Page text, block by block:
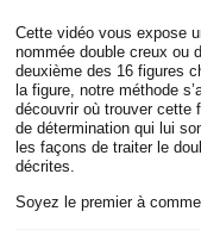
COURS TRADING
COURS TRADING EUR/USD
VIDÉOS
INFOS PRATIQUES
Cette vidéo vous expose
nommée double creux ou
deuxième des 16 figures
la figure, notre méthode
découvrir où trouver cette
de détermination qui lui
les façons de traiter le
décrites.
Soyez le premier à